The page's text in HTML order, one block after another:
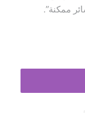
ممكنة”.